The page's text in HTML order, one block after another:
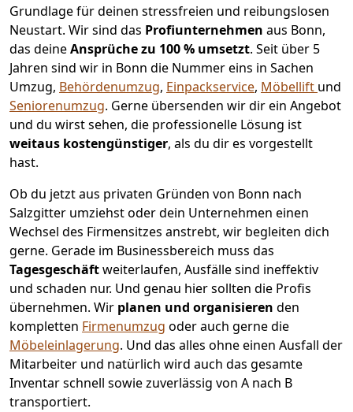
Grundlage für deinen stressfreien und reibungslosen
Neustart. Wir sind das Profiunternehmen aus Bonn,
das deineAnsprüche zu 100 % umsetzt. Seit über 5
Jahren sind wir in Bonn die Nummer eins in Sachen
Umzug, Behördenumzug, Einpackservice, Möbellift und
Seniorenumzug. Gerne übersenden wir dir ein Angebot
und du wirst sehen, die professionelle Lösung ist
weitaus kostengünstiger, als du dir es vorgestellt
hast.
Ob du jetzt aus privaten Gründen von Bonn nach
Salzgitter umziehst oder dein Unternehmen einen
Wechsel des Firmensitzes anstrebt, wir begleiten dich
gerne. Gerade im Businessbereich muss das
Tagesgeschäftweiterlaufen, Ausfälle sind ineffektiv
und schaden nur. Und genau hier sollten die Profis
übernehmen. Wir planen und organisieren den
kompletten Firmenumzug oder auch gerne die
Möbeleinlagerung. Und das alles ohne einen Ausfall der
Mitarbeiter und natürlich wird auch das gesamte
Inventar schnell sowie zuverlässig von A nach B
transportiert.